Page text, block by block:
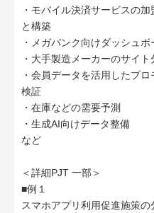
・モバイル決済サービスの
と構築
・メガバンク向けダッシュ
・大手製造メーカーのサイト
・会員データを活用したプ
検証
・在庫などの需要予測
・生成AI向けデータ整備
など
＜詳細PJT 一部＞
■例１
スマホアプリ利用促進施策の